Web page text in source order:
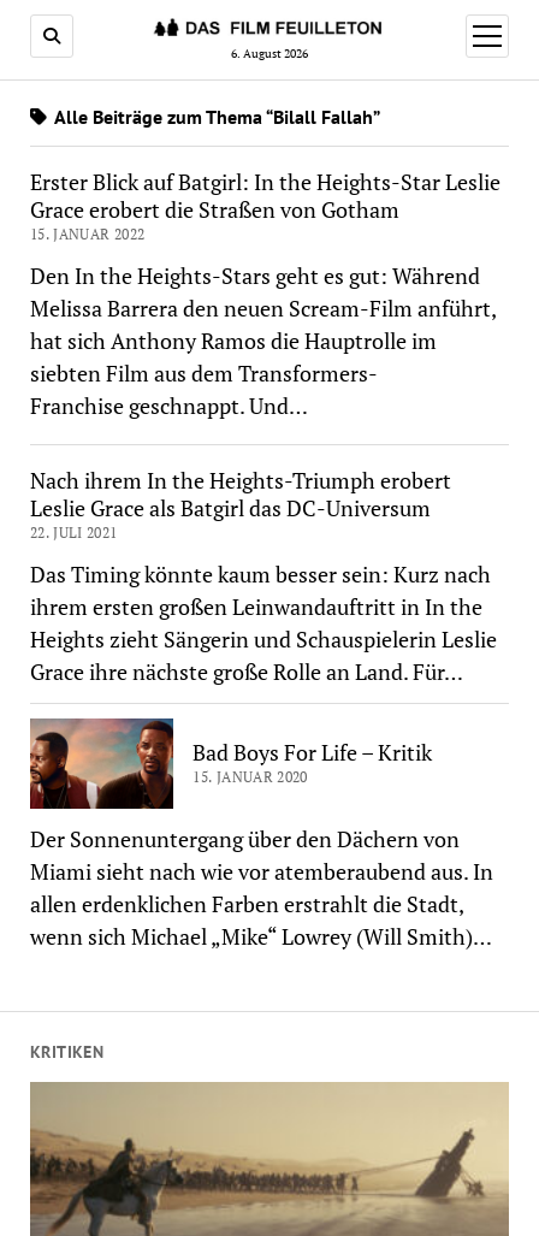
6. August 2026
Menü
öffnen
KRITIKEN
Alle Beiträge zum Thema “Bilall Fallah”
Erster Blick auf Batgirl: In the Heights-Star Leslie
Grace erobert die Straßen von Gotham
15. JANUAR 2022
Den In the Heights-Stars geht es gut: Während
Melissa Barrera den neuen Scream-Film anführt,
hat sich Anthony Ramos die Hauptrolle im
siebten Film aus dem Transformers-
Franchise geschnappt. Und…
Nach ihrem In the Heights-Triumph erobert
Leslie Grace als Batgirl das DC-Universum
22. JULI 2021
Das Timing könnte kaum besser sein: Kurz nach
ihrem ersten großen Leinwandauftritt in In the
Heights zieht Sängerin und Schauspielerin Leslie
Grace ihre nächste große Rolle an Land. Für…
Bad Boys For Life – Kritik
15. JANUAR 2020
Der Sonnenuntergang über den Dächern von
Miami sieht nach wie vor atemberaubend aus. In
allen erdenklichen Farben erstrahlt die Stadt,
wenn sich Michael „Mike“ Lowrey (Will Smith)…